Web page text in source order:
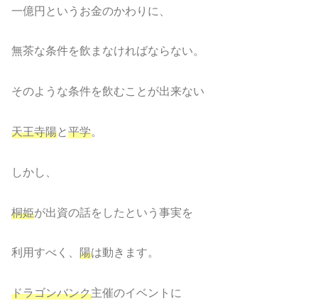
一億円というお金のかわりに、
無茶な条件を飲まなければならない。
そのような条件を飲むことが出来ない
天王寺陽と平学。
しかし、
桐姫が出資の話をしたという事実を
利用すべく、 陽は動きます。
ドラゴンバンク主催のイベントに